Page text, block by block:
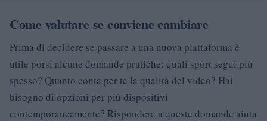
Come valutare se conviene cambiare
Prima di decidere se passare a una nuova piattaforma è
utile porsi alcune domande pratiche: quali sport segui più
spesso? Quanto conta per te la qualità del video? Hai
bisogno di opzioni per più dispositivi
contemporaneamente? Rispondere a queste domande aiuta